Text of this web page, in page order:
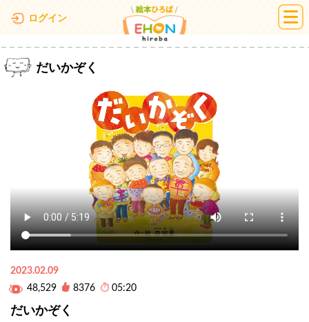
ログイン 絵本ひろば
だいかぞく
2023.02.09
48,529
8376 05:20
だいかぞく